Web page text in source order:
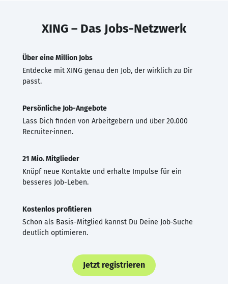
XING – Das Jobs-Netzwerk
Über eine Million Jobs
Entdecke mit XING genau den Job, der wirklich zu Dir
passt.
Persönliche Job-Angebote
Lass Dich finden von Arbeitgebern und über 20.000
Recruiter·innen.
21 Mio. Mitglieder
Knüpf neue Kontakte und erhalte Impulse für ein
besseres Job-Leben.
Kostenlos profitieren
Schon als Basis-Mitglied kannst Du Deine Job-Suche
deutlich optimieren.
Jetzt registrieren